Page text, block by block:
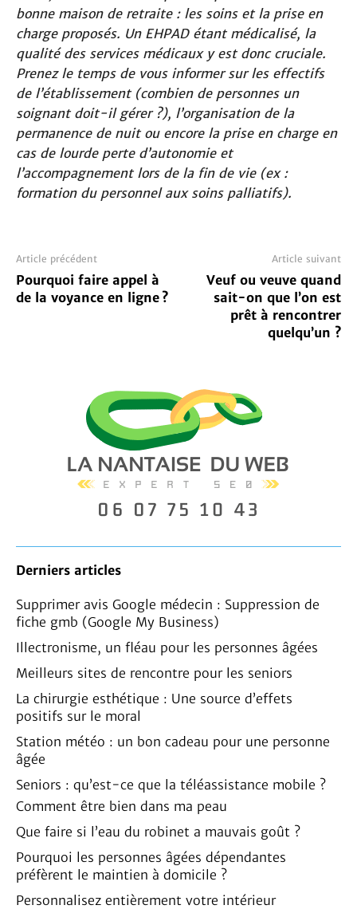
bonne maison de retraite : les soins et la prise en
charge proposés. Un EHPAD étant médicalisé, la
qualité des services médicaux y est donc cruciale.
Prenez le temps de vous informer sur les effectifs
de l’établissement (combien de personnes un
soignant doit-il gérer ?), l’organisation de la
permanence de nuit ou encore la prise en charge en
cas de lourde perte d’autonomie et
l’accompagnement lors de la fin de vie (ex :
formation du personnel aux soins palliatifs).
Article précédent
Pourquoi faire appel à
de la voyance en ligne ?
Article suivant
Veuf ou veuve quand
sait-on que l’on est
prêt à rencontrer
quelqu’un ?
Derniers articles
Supprimer avis Google médecin : Suppression de
fiche gmb (Google My Business)
Illectronisme, un fléau pour les personnes âgées
Meilleurs sites de rencontre pour les seniors
La chirurgie esthétique : Une source d’effets
positifs sur le moral
Station météo : un bon cadeau pour une personne
âgée
Seniors : qu’est-ce que la téléassistance mobile ?
Comment être bien dans ma peau
Que faire si l’eau du robinet a mauvais goût ?
Pourquoi les personnes âgées dépendantes
préfèrent le maintien à domicile ?
Personnalisez entièrement votre intérieur